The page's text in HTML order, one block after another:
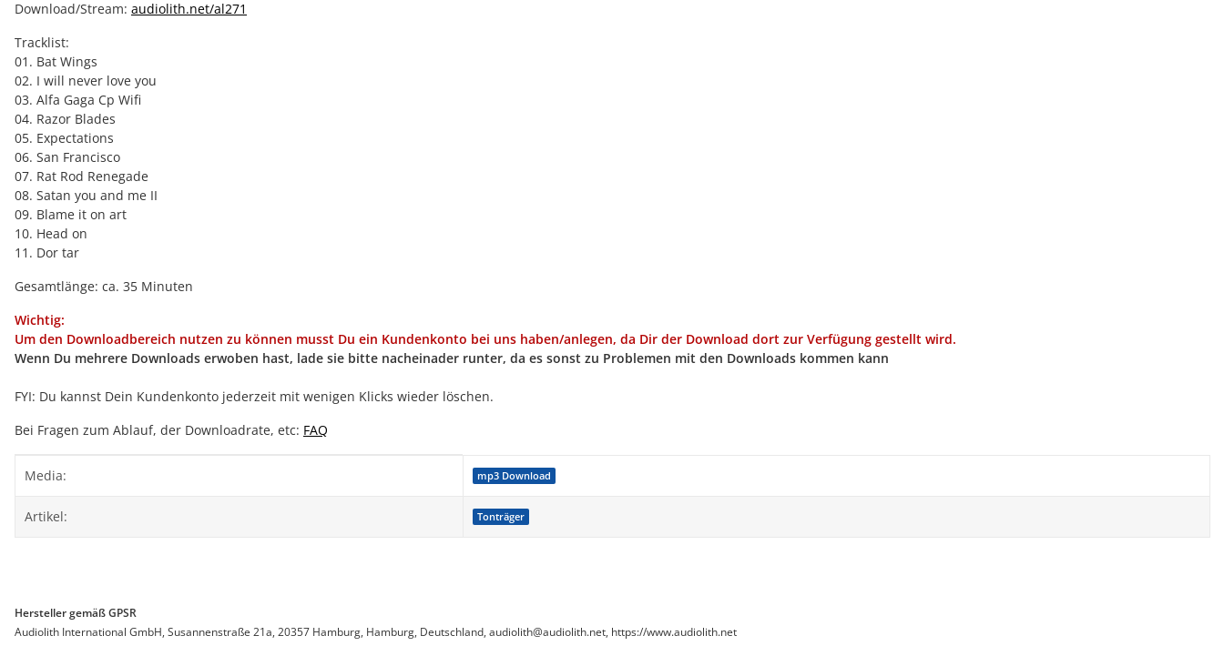
Download/Stream: audiolith.net/al271
Tracklist:
01. Bat Wings
02. I will never love you
03. Alfa Gaga Cp Wifi
04. Razor Blades
05. Expectations
06. San Francisco
07. Rat Rod Renegade
08. Satan you and me II
09. Blame it on art
10. Head on
11. Dor tar
Gesamtlänge: ca. 35 Minuten
Wichtig:
Um den Downloadbereich nutzen zu können musst Du ein Kundenkonto bei uns haben/anlegen, da Dir der Download dort zur Verfügung gestellt wird.
Wenn Du mehrere Downloads erwoben hast, lade sie bitte nacheinader runter, da es sonst zu Problemen mit den Downloads kommen kann
FYI: Du kannst Dein Kundenkonto jederzeit mit wenigen Klicks wieder löschen.
Bei Fragen zum Ablauf, der Downloadrate, etc: FAQ
Produkteigenschaft
Wert
Media: mp3 Download
Artikel: Tonträger
Hersteller gemäß GPSR
Audiolith International GmbH, Susannenstraße 21a, 20357 Hamburg, Hamburg, Deutschland, audiolith@audiolith.net, https://www.audiolith.net